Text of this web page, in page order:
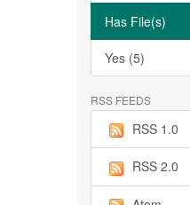
Has File(s)
Yes (5)
RSS FEEDS
RSS 1.0
RSS 2.0